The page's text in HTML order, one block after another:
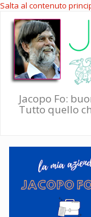
Salta al contenuto
Jacopo Fo:
Tutto quello